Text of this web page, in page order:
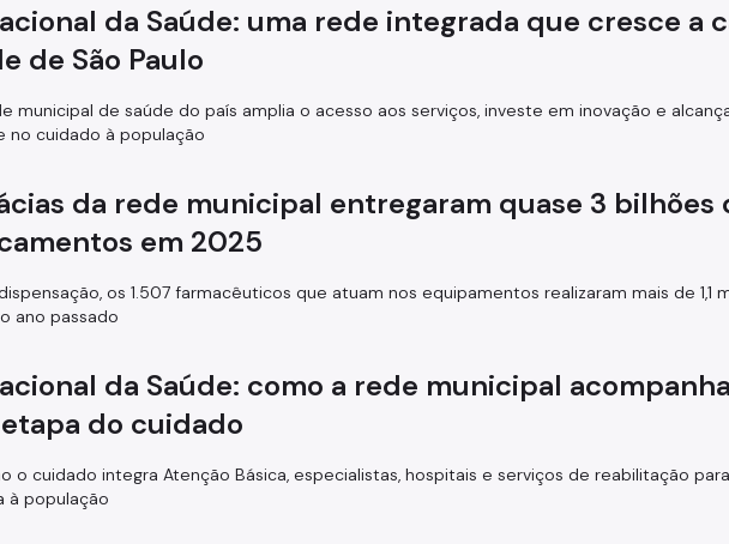
da Saúde: uma rede integrada que cresce a
de São Paulo
municipal de saúde do país amplia o acesso aos serviços, investe em inovação e
no cuidado à população
da rede municipal entregaram quase 3 bilhões
em 2025
os 1.507 farmacêuticos que atuam nos equipamentos realizaram mais de 1,1
ano passado
da Saúde: como a rede municipal
do cuidado
o cuidado integra Atenção Básica, especialistas, hospitais e serviços de reabilitação
à população